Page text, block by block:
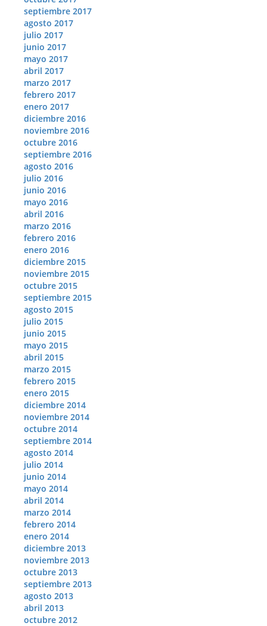
septiembre 2017
agosto 2017
julio 2017
junio 2017
mayo 2017
abril 2017
marzo 2017
febrero 2017
enero 2017
diciembre 2016
noviembre 2016
octubre 2016
septiembre 2016
agosto 2016
julio 2016
junio 2016
mayo 2016
abril 2016
marzo 2016
febrero 2016
enero 2016
diciembre 2015
noviembre 2015
octubre 2015
septiembre 2015
agosto 2015
julio 2015
junio 2015
mayo 2015
abril 2015
marzo 2015
febrero 2015
enero 2015
diciembre 2014
noviembre 2014
octubre 2014
septiembre 2014
agosto 2014
julio 2014
junio 2014
mayo 2014
abril 2014
marzo 2014
febrero 2014
enero 2014
diciembre 2013
noviembre 2013
octubre 2013
septiembre 2013
agosto 2013
abril 2013
octubre 2012